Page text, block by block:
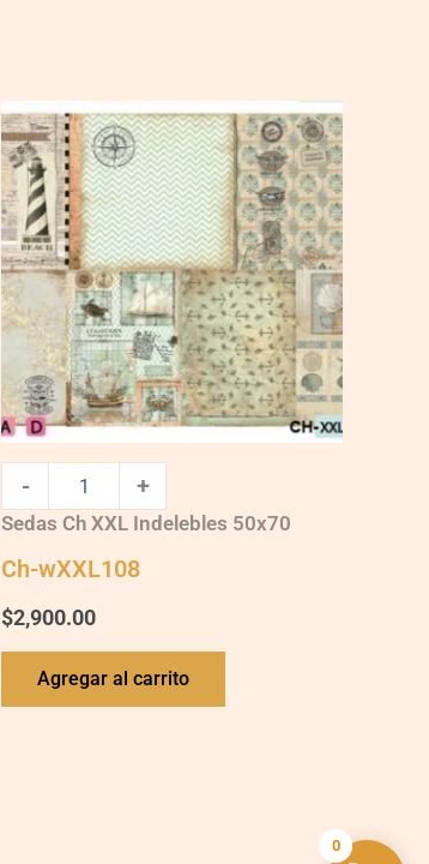
Ch-
wXXL108
quantity
- +
Sedas Ch XXL Indelebles 50x70
Ch-wXXL108
$2,900.00
Agregar al carrito
0